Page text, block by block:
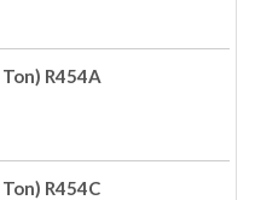
R454A
R454C